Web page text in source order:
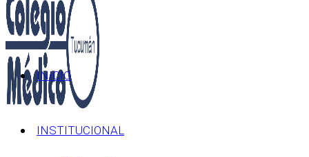
INICIO
INSTITUCIONAL